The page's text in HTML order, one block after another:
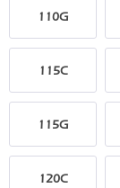
110G
115C
115G
120C